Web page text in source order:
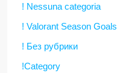
! Nessuna categoria
! Valorant Season Goals
! Без рубрики
!Category